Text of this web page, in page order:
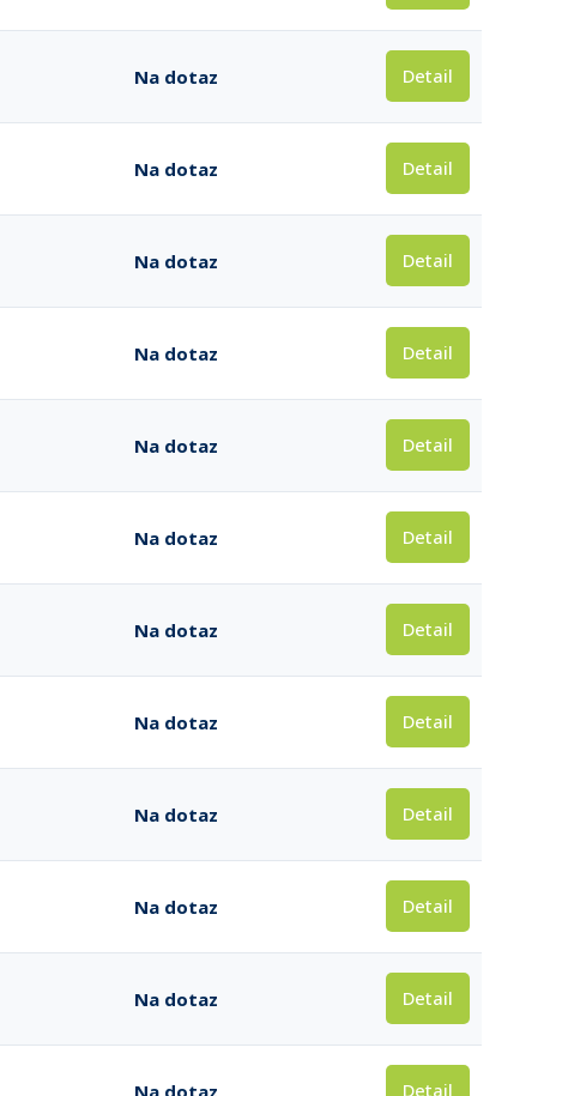
Na dotaz Detail
Na dotaz Detail
Na dotaz Detail
Na dotaz Detail
Na dotaz Detail
Na dotaz Detail
Na dotaz Detail
Na dotaz Detail
Na dotaz Detail
Na dotaz Detail
Na dotaz Detail
Na dotaz Detail